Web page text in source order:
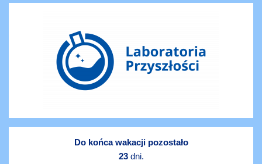
Do końca wakacji pozostało
23dni.